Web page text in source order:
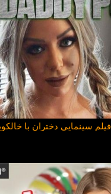
فیلم سینمایی دختران با